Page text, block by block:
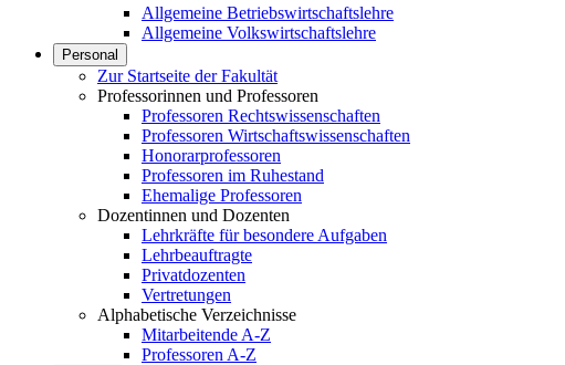
Allgemeine Betriebswirtschaftslehre
Allgemeine Volkswirtschaftslehre
Personal
Zur Startseite der Fakultät
Professorinnen und Professoren
Professoren Rechtswissenschaften
Professoren Wirtschaftswissenschaften
Honorarprofessoren
Professoren im Ruhestand
Ehemalige Professoren
Dozentinnen und Dozenten
Lehrkräfte für besondere Aufgaben
Lehrbeauftragte
Privatdozenten
Vertretungen
Alphabetische Verzeichnisse
Mitarbeitende A-Z
Professoren A-Z